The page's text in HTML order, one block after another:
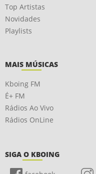
Top Artistas
Novidades
Playlists
MAIS MÚSICAS
Kboing FM
É+ FM
Rádios Ao Vivo
Rádios OnLine
SIGA O KBOING